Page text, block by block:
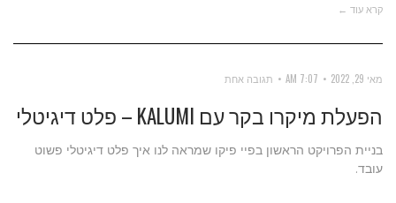
קרא עוד ←
מאי 29, 2022 7:07 AM תגובה אחת
הפעלת מיקרו בקר עם KALUMI – פלט דיגיטלי
בניית הפרויקט הראשון בפיי פיקו שמראה לנו איך פלט דיגיטלי פשוט
עובד.